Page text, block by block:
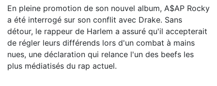
En pleine promotion de son nouvel album, A$AP Rocky
a été interrogé sur son conflit avec Drake. Sans
détour, le rappeur de Harlem a assuré qu'il accepterait
de régler leurs différends lors d'un combat à mains
nues, une déclaration qui relance l'un des beefs les
plus médiatisés du rap actuel.